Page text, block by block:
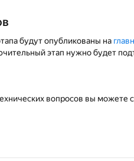
будут опубликованы на
этап нужно будет
вопросов вы можете